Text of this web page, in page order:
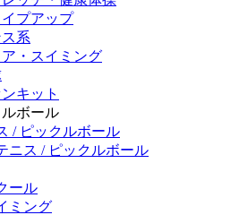
イプアップ
系
・スイミング
キット
ボール
/ ピックルボール
ニス / ピックルボール
ール
ミング